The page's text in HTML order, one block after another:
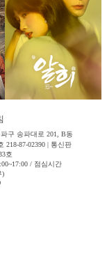
구 송파대로 201, B동
218-87-02390 | 통신판
호
/ 점심시간
)